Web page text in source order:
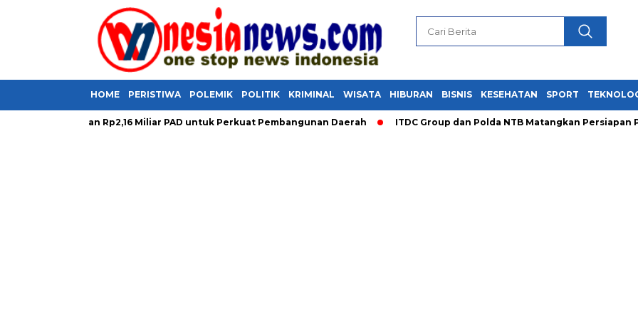
HOME PERISTIWA POLEMIK POLITIK KRIMINAL WISATA HIBURAN BISNIS KESEHATAN SPORT
Selamatkan Rp2,16 Miliar PAD untuk Perkuat Pembangunan Daerah ITDC Group dan Polda NTB Matangkan Persiapan